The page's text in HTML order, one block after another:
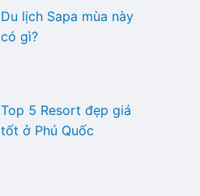
Du lịch Sapa mùa này
có gì?
Top 5 Resort đẹp giá
tốt ở Phú Quốc